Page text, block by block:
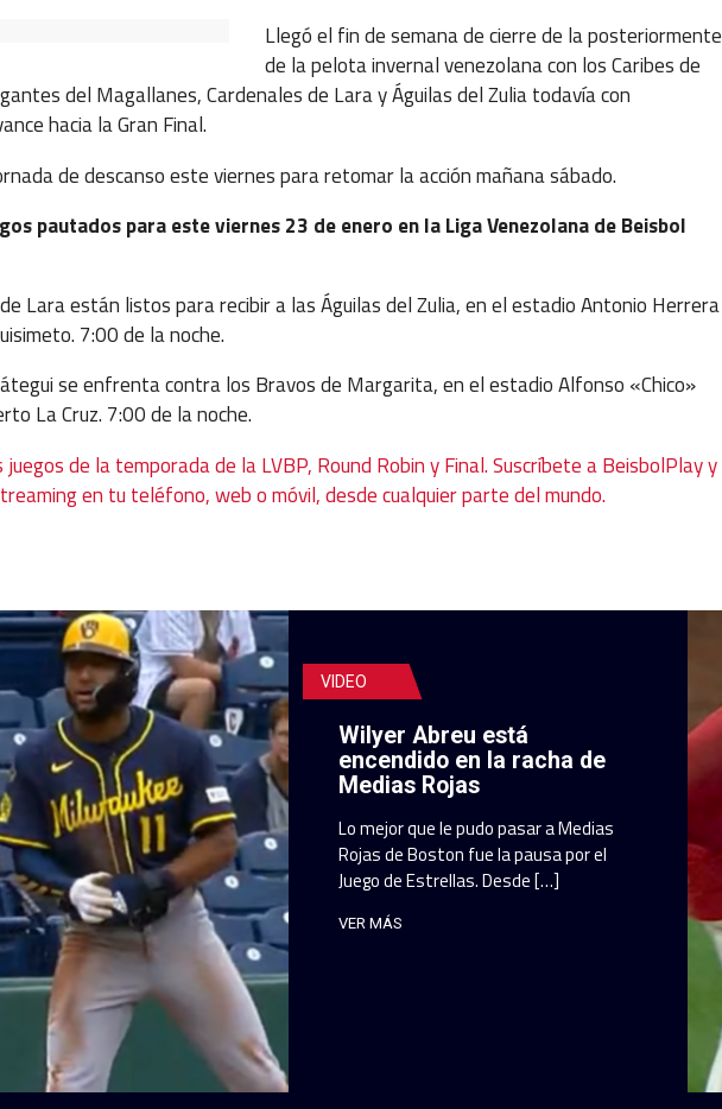
Llegó el fin de semana de cierre de la posteriormente
de la pelota invernal venezolana con los Caribes de
del Magallanes, Cardenales de Lara y Águilas del Zulia todavía con
hacia la Gran Final.
de descanso este viernes para retomar la acción mañana sábado.
pautados para este viernes 23 de enero en la Liga Venezolana de Beisbol
Lara están listos para recibir a las Águilas del Zulia, en el estadio Antonio Herrera
7:00 de la noche.
se enfrenta contra los Bravos de Margarita, en el estadio Alfonso «Chico»
La Cruz. 7:00 de la noche.
de la temporada de la LVBP, Round Robin y Final. Suscríbete a BeisbolPlay y
en tu teléfono, web o móvil, desde cualquier parte del mundo.
VIDEO
Wilyer Abreu está
encendido en la racha de
Medias Rojas
Lo mejor que le pudo pasar a Medias
Rojas de Boston fue la pausa por el
Juego de Estrellas. Desde […]
VER MÁS